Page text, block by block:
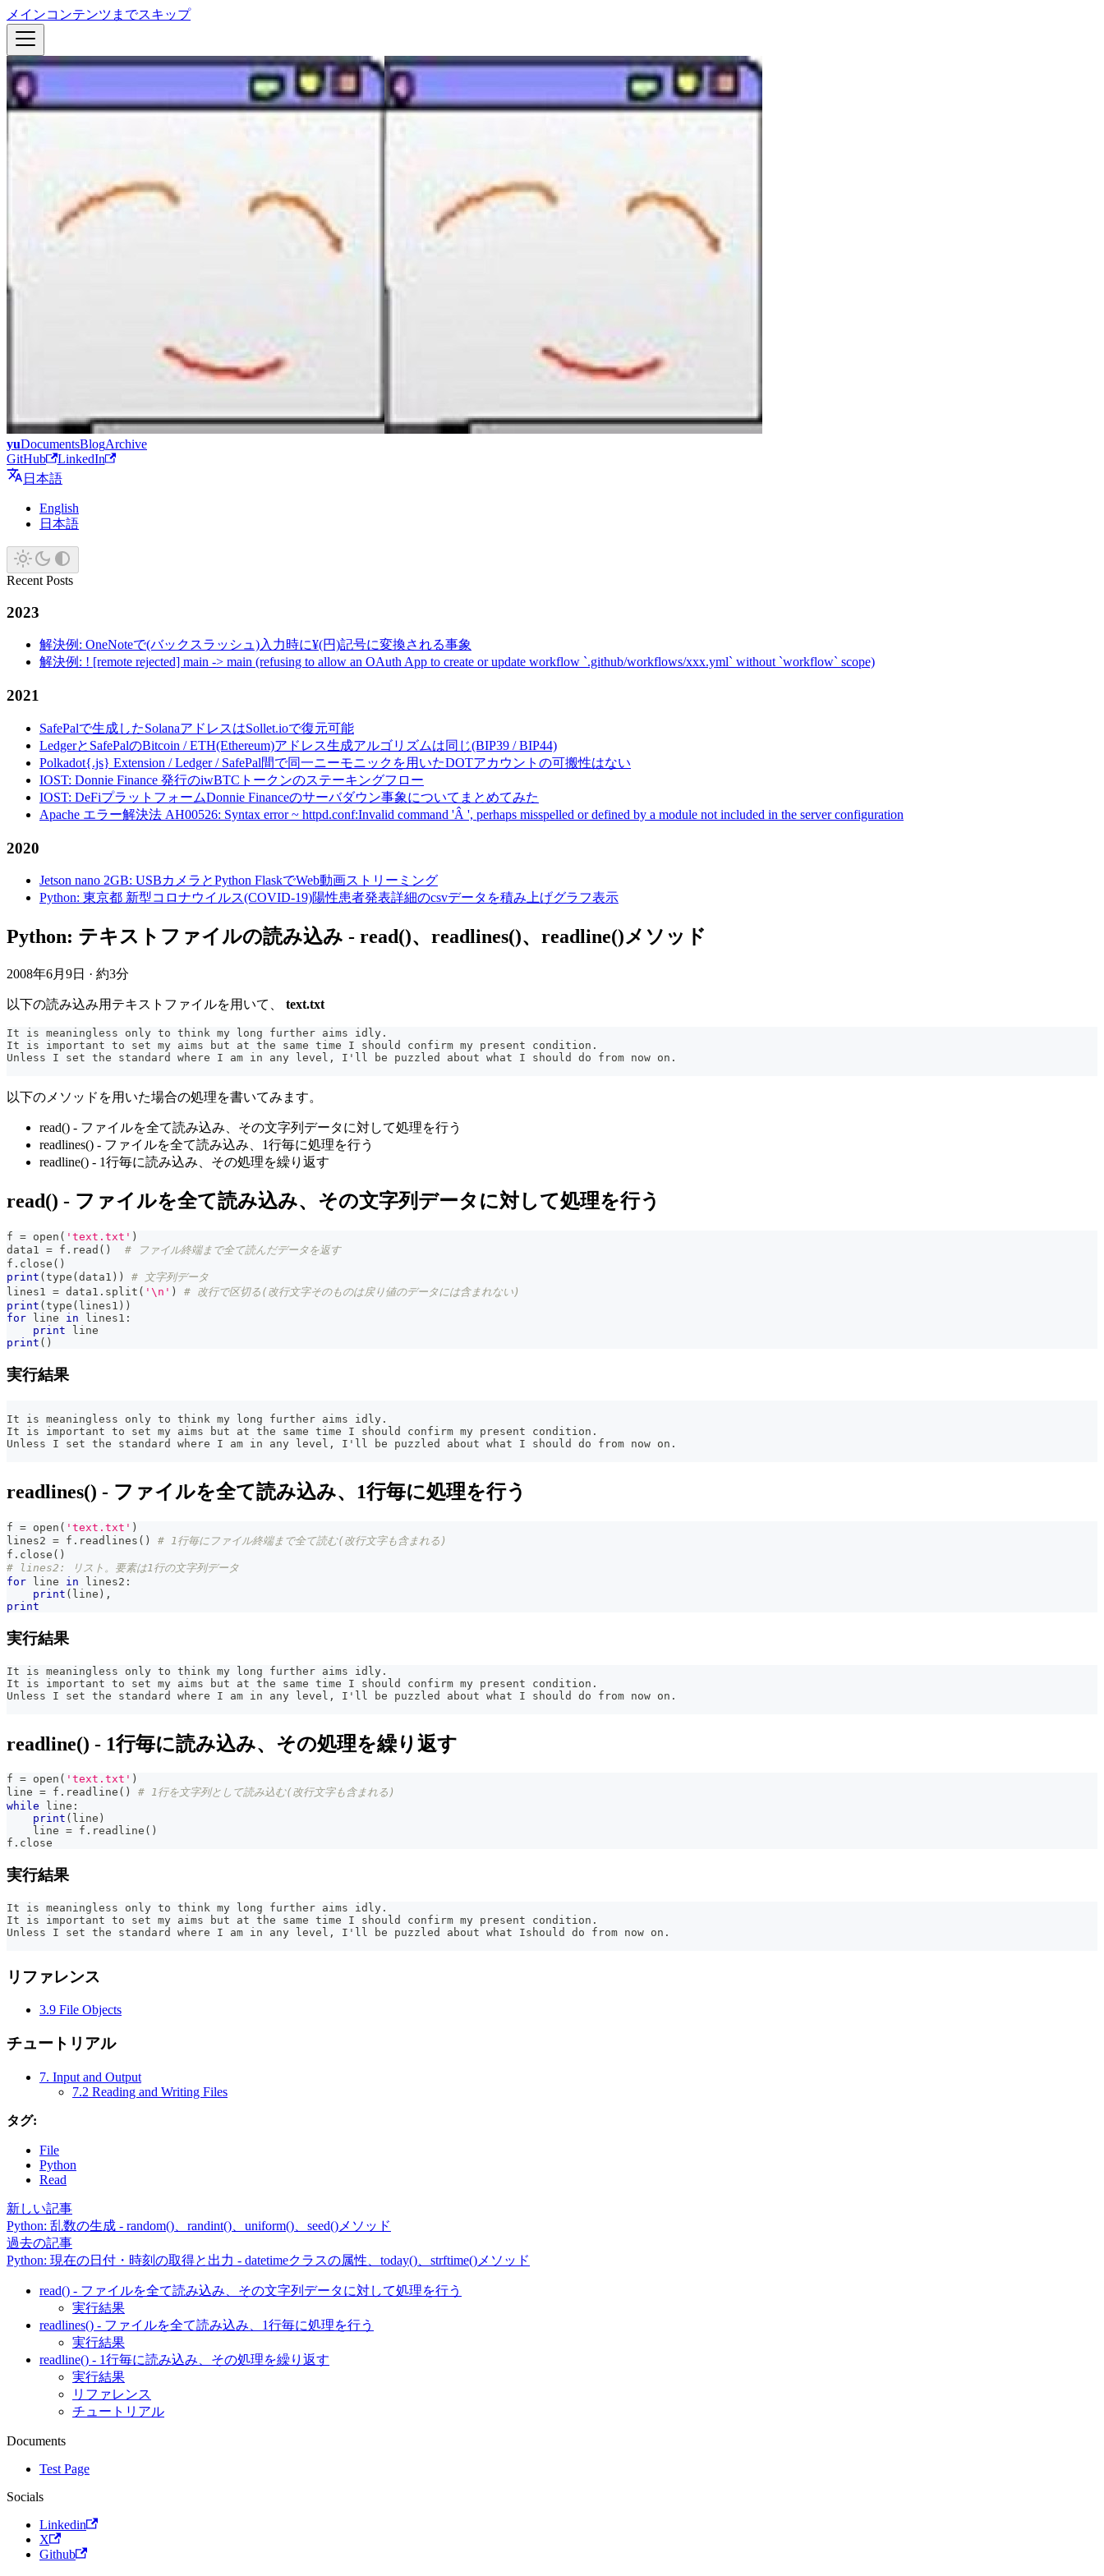
メインコンテンツまでスキップ
yuDocumentsBlogArchive
GitHub
LinkedIn
日本語
English
日本語
Recent Posts
2023
解決例: OneNoteで(バックスラッシュ)入力時に¥(円)記号に変換される事象
解決例: ! [remote rejected] main -> main (refusing to allow an OAuth App to create or update workflow `.github/workflows/xxx.yml` without `workflow` scope)
2021
SafePalで生成したSolanaアドレスはSollet.ioで復元可能
LedgerとSafePalのBitcoin / ETH(Ethereum)アドレス生成アルゴリズムは同じ(BIP39 / BIP44)
Polkadot{.js} Extension / Ledger / SafePal間で同一ニーモニックを用いたDOTアカウントの可搬性はない
IOST: Donnie Finance 発行のiwBTCトークンのステーキングフロー
IOST: DeFiプラットフォームDonnie Financeのサーバダウン事象についてまとめてみた
Apache エラー解決法 AH00526: Syntax error ~ httpd.conf:Invalid command 'Â ', perhaps misspelled or defined by a module not included in the server configuration
2020
Jetson nano 2GB: USBカメラとPython FlaskでWeb動画ストリーミング
Python: 東京都 新型コロナウイルス(COVID-19)陽性患者発表詳細のcsvデータを積み上げグラフ表示
Python: テキストファイルの読み込み - read()、readlines()、readline()メソッド
2008年6月9日 · 約3分
以下の読み込み用テキストファイルを用いて、 text.txt
It is meaningless only to think my long further aims idly.
It is important to set my aims but at the same time I should confirm my present condition.
Unless I set the standard where I am in any level, I'll be puzzled about what I should do from now on.
以下のメソッドを用いた場合の処理を書いてみます。
read() - ファイルを全て読み込み、その文字列データに対して処理を行う
readlines() - ファイルを全て読み込み、1行毎に処理を行う
readline() - 1行毎に読み込み、その処理を繰り返す
read() - ファイルを全て読み込み、その文字列データに対して処理を行う
f = open ( 'text.txt' )
data1 = f . read ( )
# ファイル終端まで全て読んだデータを返す
f . close ( )
print ( type ( data1 ) )
# 文字列データ
lines1 = data1 . split ( '\n' )
# 改行で区切る(改行文字そのものは戻り値のデータには含まれない)
print ( type ( lines1 ) )
for line in lines1 :
print line
print ( )
実行結果
It is meaningless only to think my long further aims idly.
It is important to set my aims but at the same time I should confirm my present condition.
Unless I set the standard where I am in any level, I'll be puzzled about what I should do from now on.
readlines() - ファイルを全て読み込み、1行毎に処理を行う
f = open ( 'text.txt' )
lines2 = f . readlines ( )
# 1行毎にファイル終端まで全て読む(改行文字も含まれる)
f . close ( )
# lines2: リスト。要素は1行の文字列データ
for line in lines2 :
print ( line ) ,
print
実行結果
It is meaningless only to think my long further aims idly.
It is important to set my aims but at the same time I should confirm my present condition.
Unless I set the standard where I am in any level, I'll be puzzled about what I should do from now on.
readline() - 1行毎に読み込み、その処理を繰り返す
f = open ( 'text.txt' )
line = f . readline ( )
# 1行を文字列として読み込む(改行文字も含まれる)
while line :
print ( line )
    line
= f . readline ( )
f . close
実行結果
It is meaningless only to think my long further aims idly.
It is important to set my aims but at the same time I should confirm my present condition.
Unless I set the standard where I am in any level, I'll be puzzled about what Ishould do from now on.
リファレンス
3.9 File Objects
チュートリアル
7. Input and Output
7.2 Reading and Writing Files
タグ:
File
Python
Read
新しい記事
Python: 乱数の生成 - random()、randint()、uniform()、seed()メソッド
過去の記事
Python: 現在の日付・時刻の取得と出力 - datetimeクラスの属性、today()、strftime()メソッド
read() - ファイルを全て読み込み、その文字列データに対して処理を行う
実行結果
readlines() - ファイルを全て読み込み、1行毎に処理を行う
実行結果
readline() - 1行毎に読み込み、その処理を繰り返す
実行結果
リファレンス
チュートリアル
Documents
Test Page
Socials
Linkedin
X
Github